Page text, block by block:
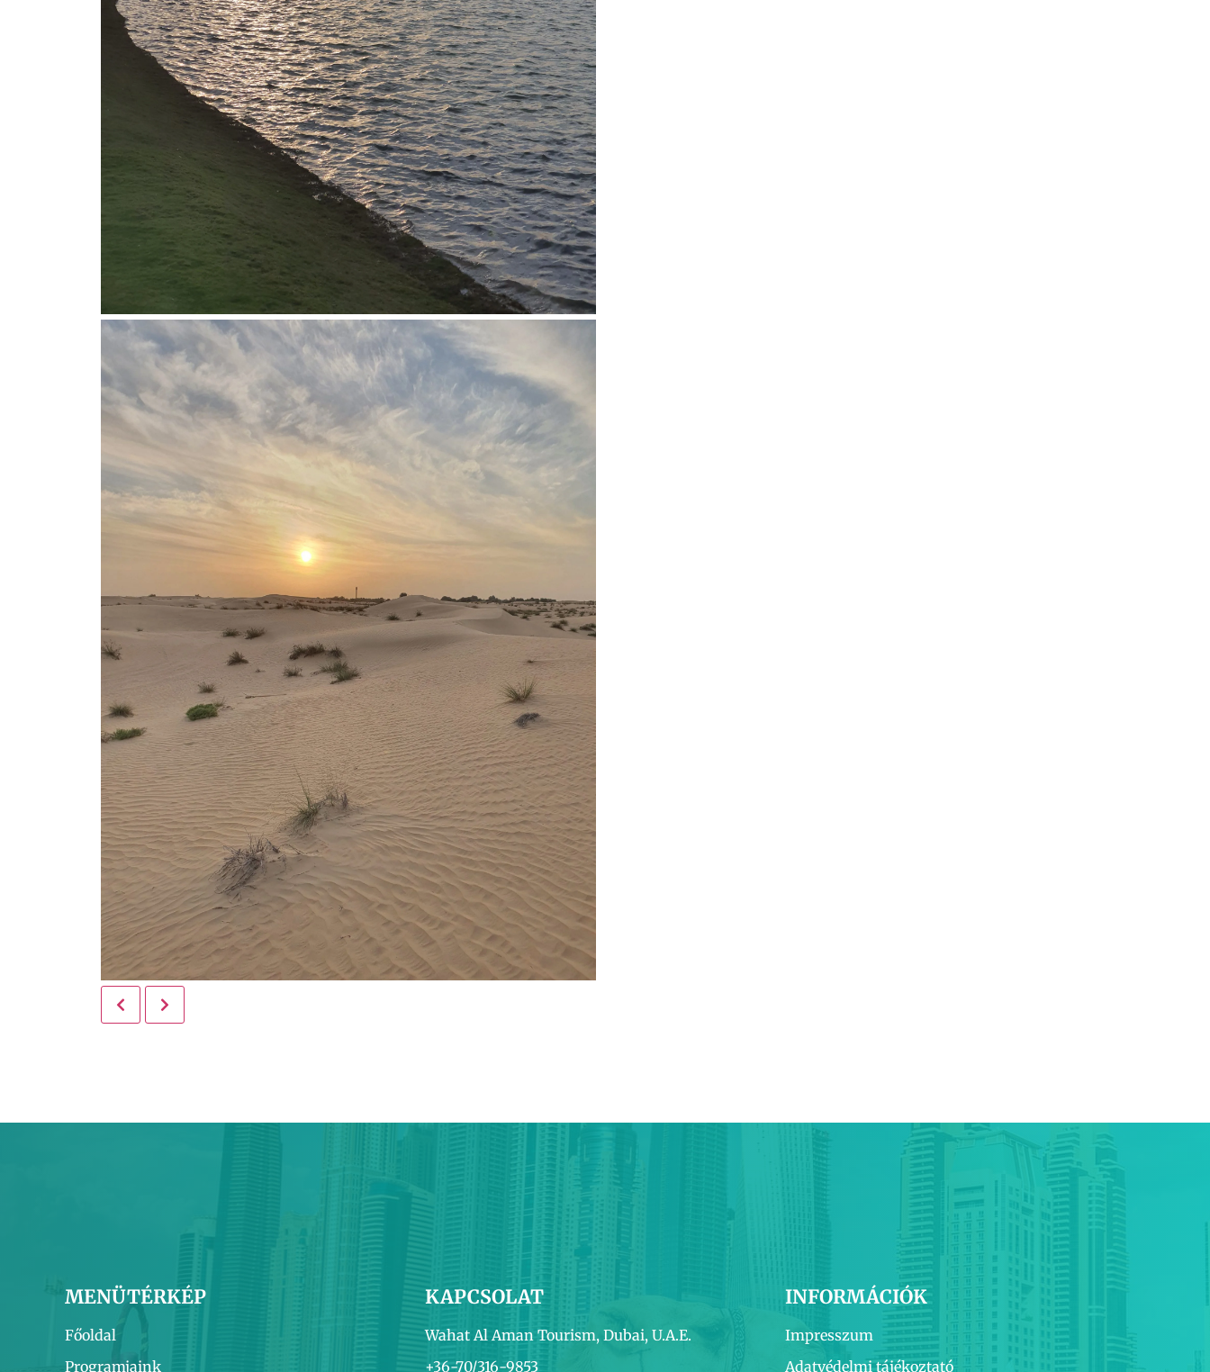
MENÜTÉRKÉP
Főoldal
Programjaink
KAPCSOLAT
Wahat Al Aman Tourism, Dubai, U.A.E.
+36-70/316-9853
INFORMÁCIÓK
Impresszum
Adatvédelmi tájékoztató